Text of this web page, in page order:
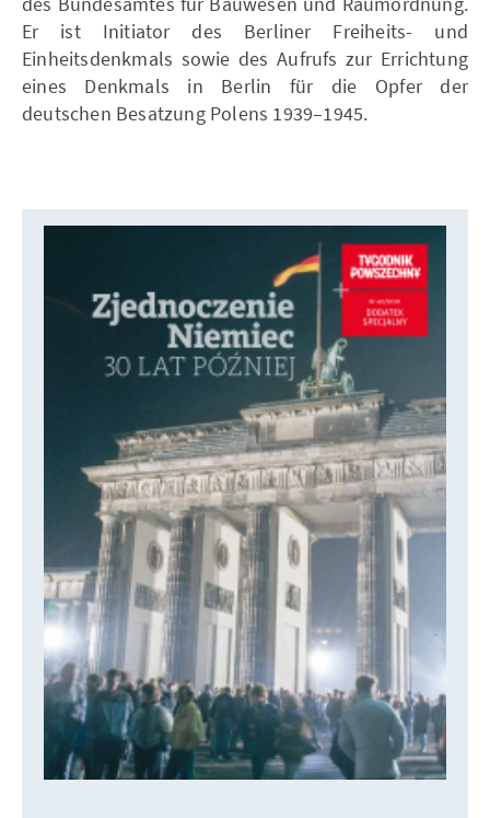
Er ist Initiator des Berliner Freiheits- und
Einheitsdenkmals sowie des Aufrufs zur Errichtung
eines Denkmals in Berlin für die Opfer der
deutschen Besatzung Polens 1939–1945.